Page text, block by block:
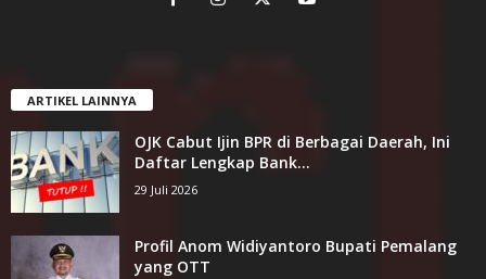
ARTIKEL LAINNYA
OJK Cabut Ijin BPR di Berbagai Daerah, Ini
Daftar Lengkap Bank...
29 Juli 2026
Profil Anom Widiyantoro Bupati Pemalang
yang OTT